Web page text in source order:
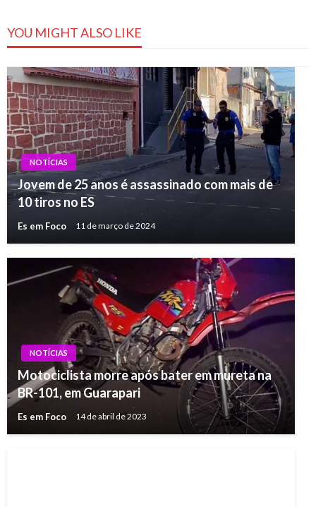
YOU MIGHT ALSO LIKE
NOTÍCIAS
Jovem de 25 anos é assassinado com mais de
10 tiros no ES
Es em Foco 11 de março de 2024
NOTÍCIAS
Motociclista morre após bater em mureta na
BR-101, em Guarapari
Es em Foco 14 de abril de 2023